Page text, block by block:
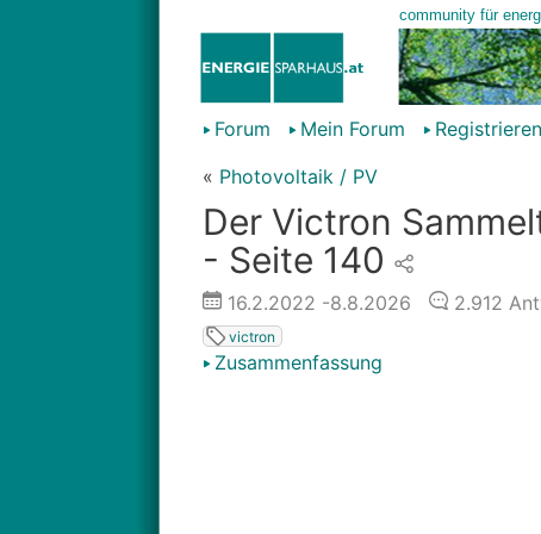
Forum Mein Forum Registrieren
« Photovoltaik / PV
Der Victron
- Seite 140
16.2.2022 -8.8.2026 2.912
victron
Zusammenfassung